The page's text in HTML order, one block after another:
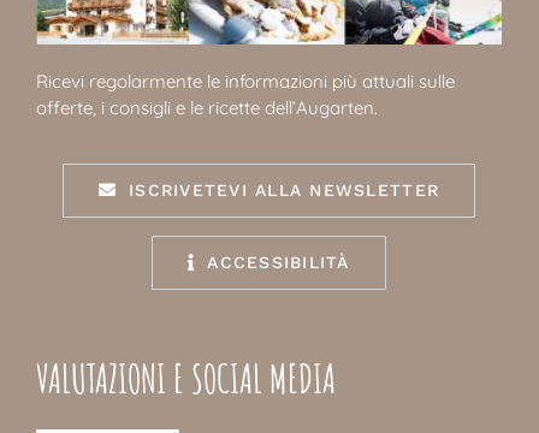
Ricevi regolarmente le informazioni più attuali sulle
offerte, i consigli e le ricette dell’Augarten.
ISCRIVETEVI ALLA NEWSLETTER
ACCESSIBILITÀ
VALUTAZIONI E SOCIAL MEDIA